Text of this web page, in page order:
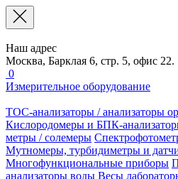
Наш адрес
Москва, Барклая 6, стр. 5, офис 22.
0
Измерительное оборудование
TOC-анализаторы / анализаторы
Кислородомеры и БПК-
метры / солемеры
Мутномеры, турбидиметры и
Многофункциональные приборы
анализаторы воды Весы